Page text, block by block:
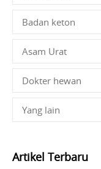
Badan keton
Asam Urat
Dokter hewan
Yang lain
Artikel Terbaru